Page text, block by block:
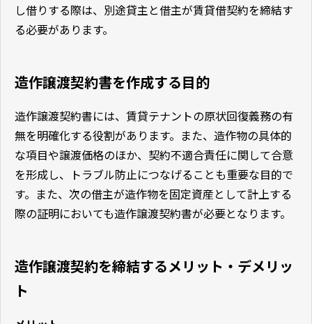
し借りする際は、別途貸主と借主が賃貸借契約を締結す
る必要があります。
造作譲渡契約書を作成する目的
造作譲渡契約書には、賃貸テナントの原状回復義務の有
無を明確化する役割があります。また、造作物の具体的
な項目や譲渡価格のほか、契約不適合責任に関して合意
を形成し、トラブル防止につなげることも重要な目的で
す。また、次の借主が造作物を固定資産として計上する
際の証明においても造作譲渡契約書が必要となります。
造作譲渡契約を締結するメリット・デメリッ
ト